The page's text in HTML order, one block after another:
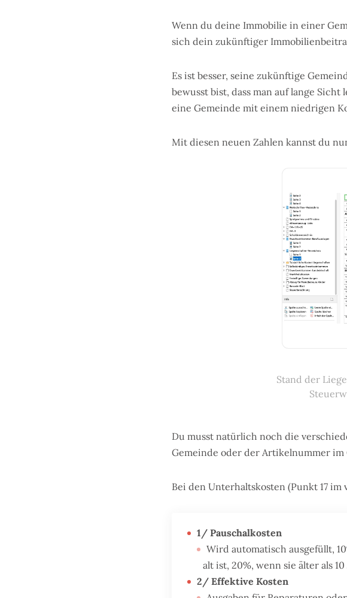
Wenn du deine Immobilie in einer
sich dein zukünftiger
Es ist besser, seine zukünftige
bewusst bist, dass man auf lange
eine Gemeinde mit einem niedrigen
Mit diesen neuen Zahlen kannst du
Stand der
Du musst natürlich noch die
Gemeinde oder der Artikelnummer im
Bei den Unterhaltskosten (Punkt 17
1/ Pauschalkosten
Wird automatisch ausgefüllt,
alt ist, 20%, wenn sie älter als
2/ Effektive Kosten